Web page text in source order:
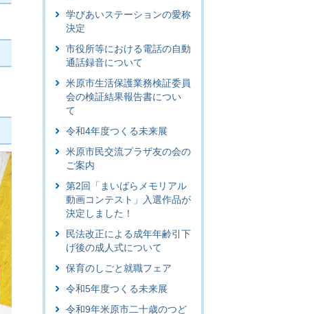
学びあいステーションの愛称
決定
市役所等における電話の自動
通話録音について
米原市生活保護業務検証委員
会の検証結果報告書につい
て
令和4年度つくる未来展
米原市民交流プラザ友の会の
ご案内
第2回「まいばらメモリアル
動画コンテスト」入選作品が
決定しました！
民法改正による成年年齢引下
げ後の成人式について
保育のしごと就職フェア
令和5年度つくる未来展
令和9年米原市二十歳のつど